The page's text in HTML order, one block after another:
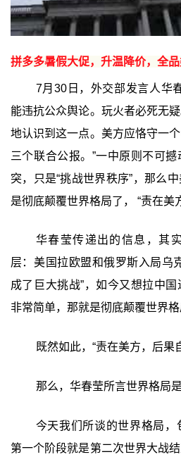
拼多多暑假大促，升温降价，全
7月30日，外交部发言人华
能违抗公众舆论。玩火者必死无
地认识到这一点。美方应恪守一
三个联合公报。”一中原则不可
突，只是“挑战世界秩序”，那么
是彻底颠覆世界格局了， “责在美
华春莹传递出的信息，其
层：美国拉欧盟和俄罗斯入局乌
成了巨大挑战”，如今又想拉中
非常简单，那就是彻底颠覆世界格
既然如此，“责在美方，后果
那么，华春莹所言世界格局
今天我们所谈的世界格局，
第一个阶段就是第二次世界大战